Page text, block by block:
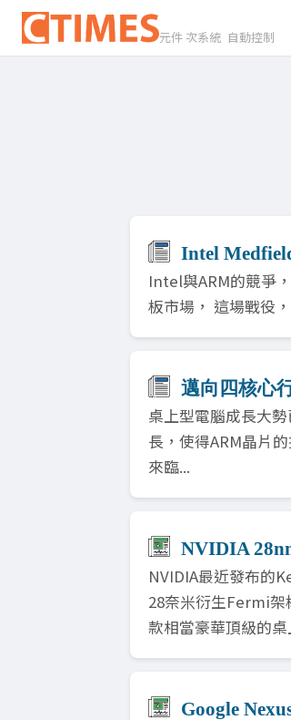
元件 次系統 自動控制
Intel
Intel與ARM的競爭
板市場， 這場戰役
邁向四核心
桌上型電腦成長大
長，使得ARM晶片
來臨...
NVIDIA
NVIDIA最近發布的
28奈米衍生Fermi架
款相當豪華頂級的
Google